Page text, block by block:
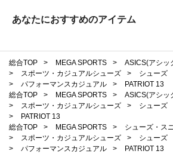
あなたにおすすめのアイテム
総合TOP > MEGA SPORTS >
ASICS(アシッ
>
スポーツ・カジュアルシューズ >
シューズ
>
パフォーマンスカジュアル >
PATRIOT 13
総合TOP
> MEGA SPORTS >
ASICS(アシッ
>
スポーツ・カジュアルシューズ > シューズ
>
PATRIOT 13
総合TOP
> MEGA SPORTS >
シューズ・ス
>
スポーツ・カジュアルシューズ >
シューズ
>
パフォーマンスカジュアル >
PATRIOT 13